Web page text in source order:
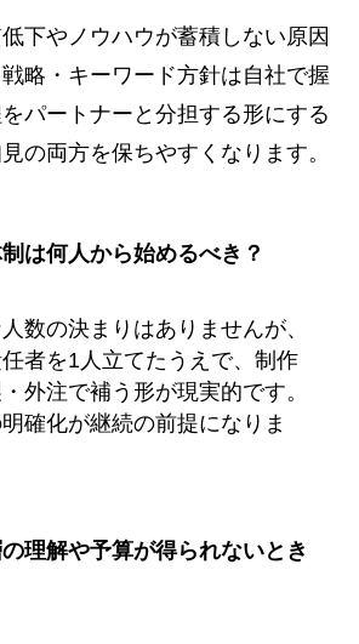
下やノウハウが蓄積しない原因
略・キーワード方針は自社で握
パートナーと分担する形にする
の両方を保ちやすくなります。
は何人から始めるべき？
数の決まりはありませんが、
者を1人立てたうえで、制作
外注で補う形が現実的です。
確化が継続の前提になりま
理解や予算が得られないとき